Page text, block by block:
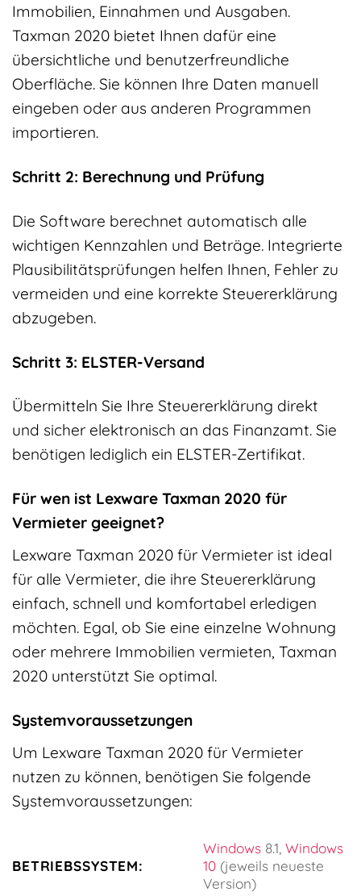
Immobilien, Einnahmen und Ausgaben.
Taxman 2020 bietet Ihnen dafür eine
übersichtliche und benutzerfreundliche
Oberfläche. Sie können Ihre Daten manuell
eingeben oder aus anderen Programmen
importieren.
Schritt 2: Berechnung und Prüfung
Die Software berechnet automatisch alle
wichtigen Kennzahlen und Beträge. Integrierte
Plausibilitätsprüfungen helfen Ihnen, Fehler zu
vermeiden und eine korrekte Steuererklärung
abzugeben.
Schritt 3: ELSTER-Versand
Übermitteln Sie Ihre Steuererklärung direkt
und sicher elektronisch an das Finanzamt. Sie
benötigen lediglich ein ELSTER-Zertifikat.
Für wen ist Lexware Taxman 2020 für
Vermieter geeignet?
Lexware Taxman 2020 für Vermieter ist ideal
für alle Vermieter, die ihre Steuererklärung
einfach, schnell und komfortabel erledigen
möchten. Egal, ob Sie eine einzelne Wohnung
oder mehrere Immobilien vermieten, Taxman
2020 unterstützt Sie optimal.
Systemvoraussetzungen
Um Lexware Taxman 2020 für Vermieter
nutzen zu können, benötigen Sie folgende
Systemvoraussetzungen:
BETRIEBSSYSTEM:
Windows8.1, Windows
10(jeweils neueste
Version)